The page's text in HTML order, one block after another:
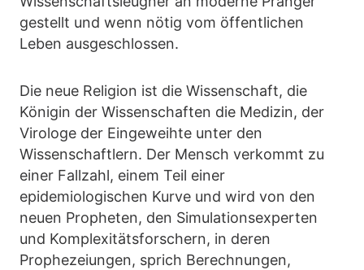
gestellt und wenn nötig vom öffentlichen
Leben ausgeschlossen.
Die neue Religion ist die Wissenschaft, die
Königin der Wissenschaften die Medizin, der
Virologe der Eingeweihte unter den
Wissenschaftlern. Der Mensch verkommt zu
einer Fallzahl, einem Teil einer
epidemiologischen Kurve und wird von den
neuen Propheten, den Simulationsexperten
und Komplexitätsforschern, in deren
Prophezeiungen, sprich Berechnungen,